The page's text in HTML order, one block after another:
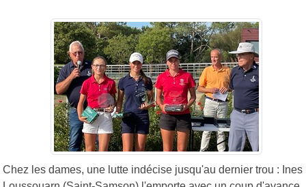
Chez les dames, une lutte indécise jusqu'au dernier trou : Ines